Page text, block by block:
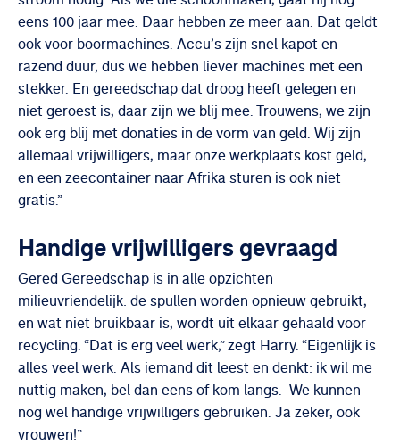
eens 100 jaar mee. Daar hebben ze meer aan. Dat geldt
ook voor boormachines. Accu’s zijn snel kapot en
razend duur, dus we hebben liever machines met een
stekker. En gereedschap dat droog heeft gelegen en
niet geroest is, daar zijn we blij mee. Trouwens, we zijn
ook erg blij met donaties in de vorm van geld. Wij zijn
allemaal vrijwilligers, maar onze werkplaats kost geld,
en een zeecontainer naar Afrika sturen is ook niet
gratis.”
Handige vrijwilligers gevraagd
Gered Gereedschap is in alle opzichten
milieuvriendelijk: de spullen worden opnieuw gebruikt,
en wat niet bruikbaar is, wordt uit elkaar gehaald voor
recycling. “Dat is erg veel werk,” zegt Harry. “Eigenlijk is
alles veel werk. Als iemand dit leest en denkt: ik wil me
nuttig maken, bel dan eens of kom langs. We kunnen
nog wel handige vrijwilligers gebruiken. Ja zeker, ook
vrouwen!”